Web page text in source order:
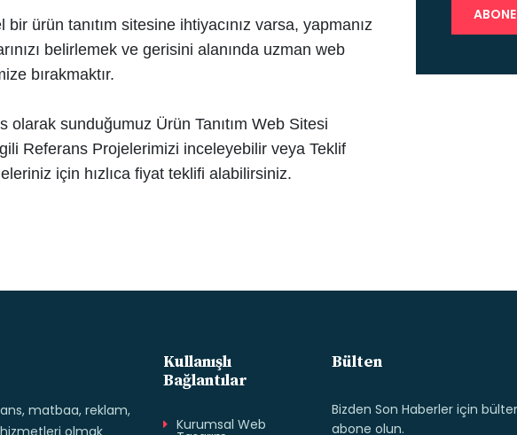
ürün tanıtım sitesine ihtiyacınız varsa, yapmanız
belirlemek ve gerisini alanında uzman web
bırakmaktır.
olarak sunduğumuz Ürün Tanıtım Web Sitesi
Referans Projelerimizi inceleyebilir veya Teklif
için hızlıca fiyat teklifi alabilirsiniz.
matbaa, reklam,
olmak
Kullanışlı
Bağlantılar
Kurumsal Web
Bülten
Bizden Son Haberler için
abone olun.